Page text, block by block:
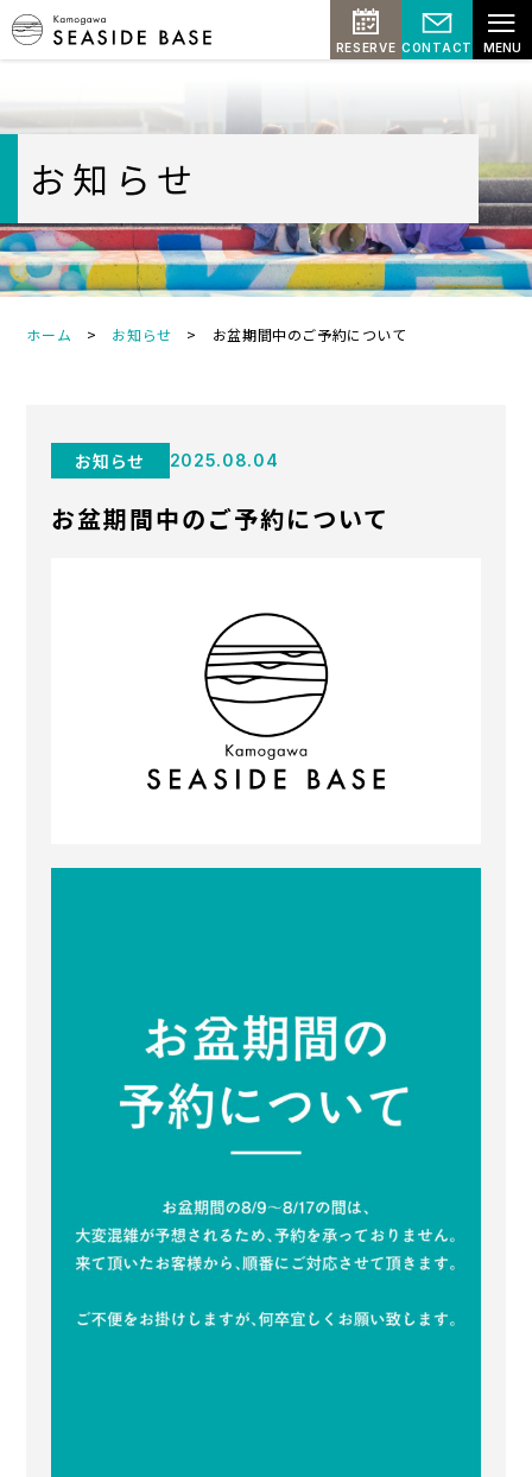
≡
MENU
RESERVE CONTACT
お知らせ
ホーム > お知らせ > お盆期間中のご予約について
お知らせ 2025.08.04
お盆期間中のご予約について